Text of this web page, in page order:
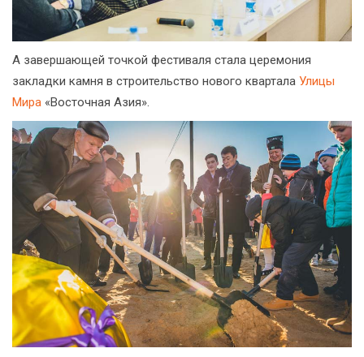
А завершающей точкой фестиваля стала церемония
закладки камня в строительство нового квартала Улицы
Мира «Восточная Азия».